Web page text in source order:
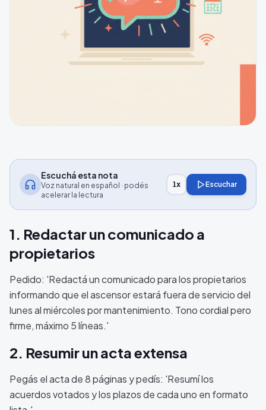
Escuchá esta nota
Voz natural en español · podés
acelerar la lectura
1x Escuchar
1. Redactar un comunicado a
propietarios
Pedido: 'Redactá un comunicado para los propietarios
informando que el ascensor estará fuera de servicio del
lunes al miércoles por mantenimiento. Tono cordial pero
firme, máximo 5 líneas.'
2. Resumir un acta extensa
Pegás el acta de 8 páginas y pedís: 'Resumí los
acuerdos votados y los plazos de cada uno en formato